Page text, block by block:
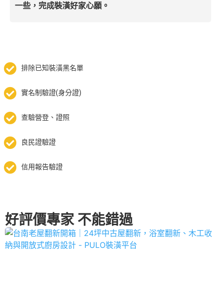
一些，完成裝潢好家心願。
排除已知裝潢黑名單
實名制驗證(身分證)
查驗營登、證照
良民證驗證
信用報告驗證
好評價專家 不能錯過